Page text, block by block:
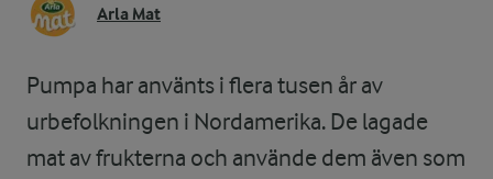
Arla Mat
Pumpa har använts i flera tusen år av
urbefolkningen i Nordamerika. De lagade
mat av frukterna och använde dem även som